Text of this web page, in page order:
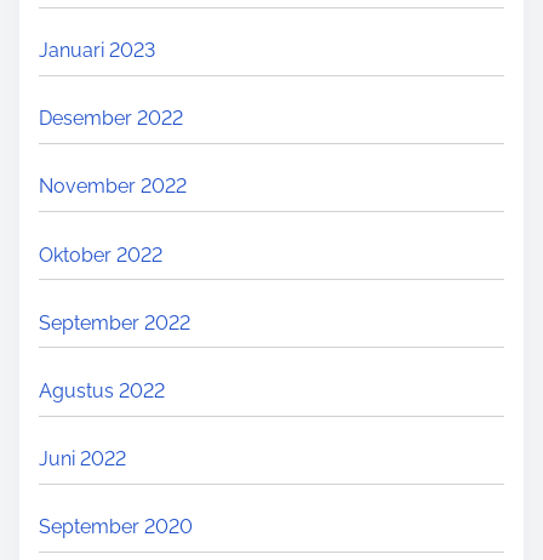
Januari 2023
Desember 2022
November 2022
Oktober 2022
September 2022
Agustus 2022
Juni 2022
September 2020